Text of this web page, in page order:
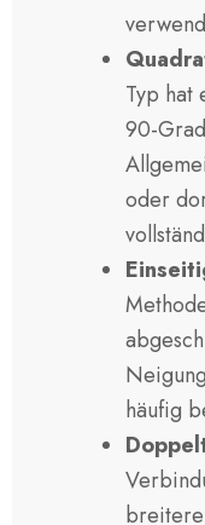
Typ hat
90-
oder
häufig